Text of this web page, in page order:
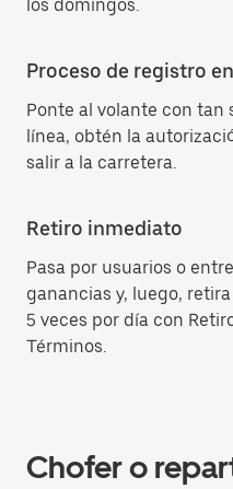
los domingos.
Proceso de registro
Ponte al volante con tan
línea, obtén la
salir a la carretera.
Retiro inmediato
Pasa por usuarios o
ganancias y, luego,
5 veces por día con
Términos.
Chofer o